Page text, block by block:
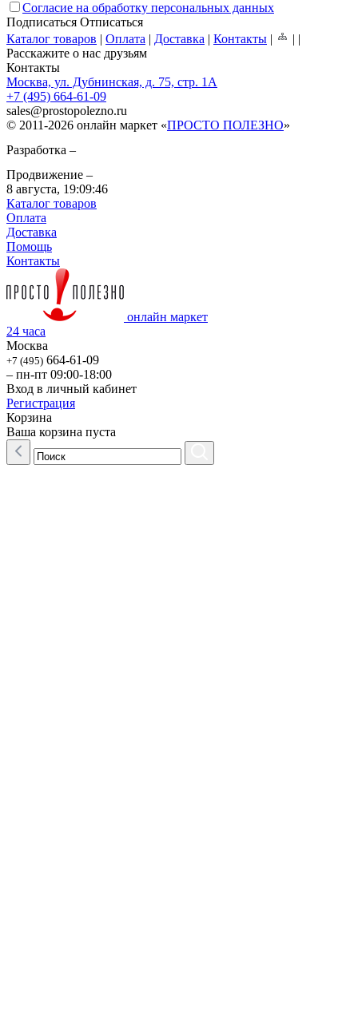
Согласие на обработку персональных данных
Подписаться Отписаться
Каталог товаров | Оплата | Доставка | Контакты | | |
Расскажите о нас друзьям
Контакты
Москва, ул. Дубнинская, д. 75, стр. 1А
+7 (495) 664-61-09
sales@prostopolezno.ru
© 2011-2026 онлайн маркет «ПРОСТО ПОЛЕЗНО»
Разработка –
Продвижение –
8 августа, 19:09:46
Каталог товаров
Оплата
Доставка
Помощь
Контакты
онлайн маркет
24 часа
Москва
+7 (495) 664-61-09
– пн-пт 09:00-18:00
Вход в личный кабинет
Регистрация
Корзина
Ваша корзина пуста